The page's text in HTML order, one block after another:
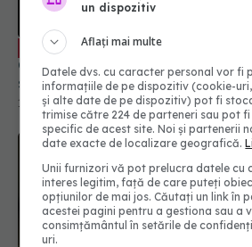
EXCLUSIV Acces inegal la sănătate. Radu
Gănescu: Zona rurală este
serviciile medicale. Pacienții
19 iun 2025, 23:39
un dispozitiv
Aflați mai multe
Datele dvs. cu caracter personal vor fi
informațiile de pe dispozitiv (cookie-
și alte date de pe dispozitiv) pot fi
trimise către 224 de parteneri sau pot
specific de acest site. Noi și partenerii
date exacte de localizare geografică.
Unii furnizori vă pot prelucra datele cu
interes legitim, față de care puteți
opțiunilor de mai jos. Căutați un link în
acestei pagini pentru a gestiona sau a
consimțământul în setările de
uri.